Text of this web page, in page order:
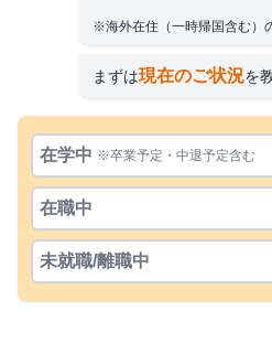
※海外在住（一時帰国含む）
まずは現在のご状況を
在学中 ※卒業予定・中退予定含む
在職中
未就職/離職中